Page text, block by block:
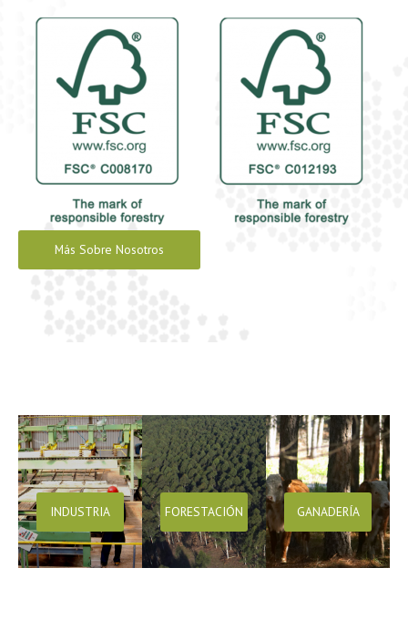
Más Sobre Nosotros
INDUSTRIA FORESTACIÓN GANADERÍA